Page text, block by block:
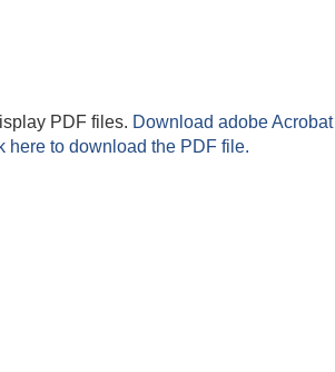
PDF files. Download adobe Acrobat
here to download the PDF file.